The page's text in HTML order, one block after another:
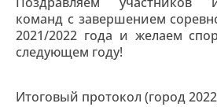
команд с завершением
2021/2022 года и желаем
следующем году!
Итоговый протокол (город